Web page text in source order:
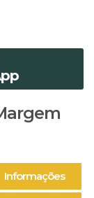
Informações